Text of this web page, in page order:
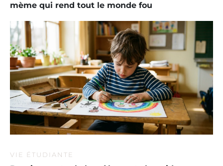
mème qui rend tout le monde fou
VIE ÉTUDIANTE